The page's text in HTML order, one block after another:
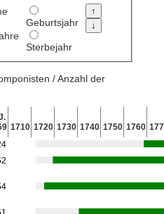
Geburtsjahr
Sterbejahr
/ Anzahl der
1710 1720 1730 1740 1750 1760